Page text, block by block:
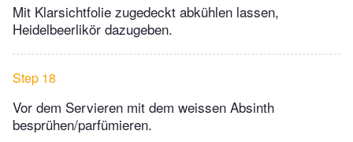
Mit Klarsichtfolie zugedeckt abkühlen lassen,
Heidelbeerlikör dazugeben.
Step 18
Vor dem Servieren mit dem weissen Absinth
besprühen/parfümieren.